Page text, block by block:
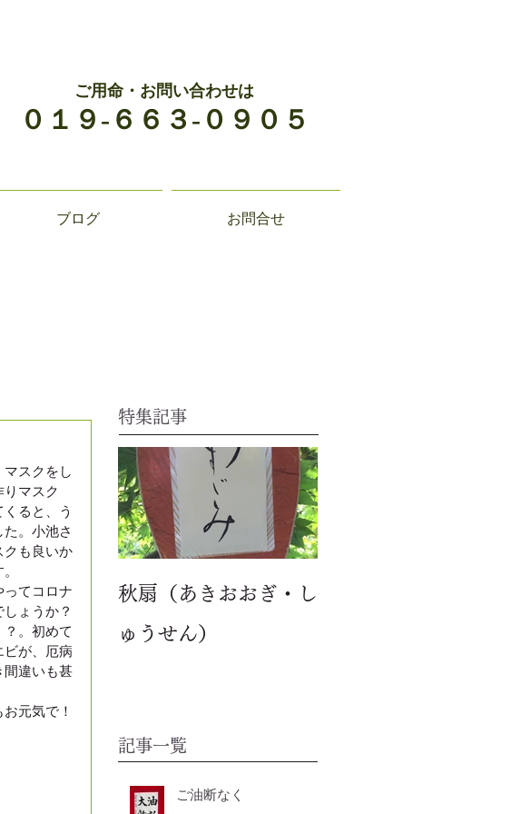
ご用命・お問い合わせは
０１９-６６３-０９０５
ブログ お問合せ
スクをし
マスク
ると、う
。小池さ
クも良いか
ってコロナ
ょうか？
。初めて
ビが、厄病
間違いも甚
元気で！
特集記事
秋扇（あきおおぎ・し
ゅうせん）
記事一覧
ご油断なく